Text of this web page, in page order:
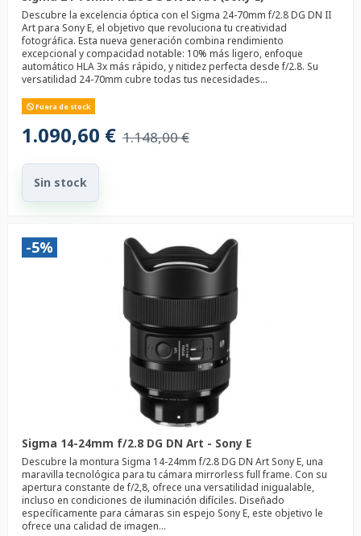
Descubre la excelencia óptica con el Sigma 24-70mm f/2.8 DG DN II
Art para Sony E, el objetivo que revoluciona tu creatividad
fotográfica. Esta nueva generación combina rendimiento
excepcional y compacidad notable: 10% más ligero, enfoque
automático HLA 3x más rápido, y nitidez perfecta desde f/2.8. Su
versatilidad 24-70mm cubre todas tus necesidades...
Fuera de stock
1.090,60 € 1.148,00 €
Sin stock
-5%
Sigma 14-24mm f/2.8 DG DN Art - Sony E
Descubre la montura Sigma 14-24mm f/2.8 DG DN Art Sony E, una
maravilla tecnológica para tu cámara mirrorless full frame. Con su
apertura constante de f/2,8, ofrece una versatilidad inigualable,
incluso en condiciones de iluminación difíciles. Diseñado
específicamente para cámaras sin espejo Sony E, este objetivo le
ofrece una calidad de imagen...